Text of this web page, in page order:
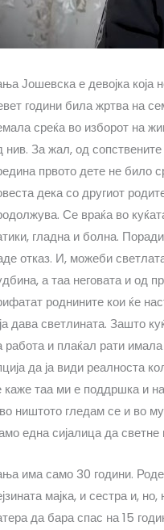
Јошевска е девојка
години била жртва на
среќа во изборот на
нив. За жал, од
првото дете не било
дека со другиот
Се враќа во
гладна и болна.
отказ. И, можеби
а таа неговата и од
роднините кои ќе
дава светлината. Зашто
работа и плаќал рати
да ја види реалноста
каже таа ми е поддршка и
ништото гледам се и во
една сијалица да
има само 30 години.
мајка, и сестра и,
да бара спас на 15